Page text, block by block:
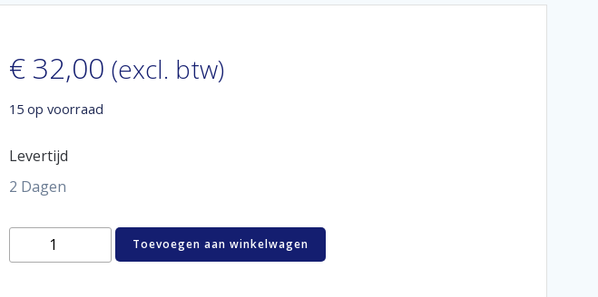
€32,00 (excl. btw)
15 op voorraad
Levertijd
2 Dagen
Hose
Toevoegen aan winkelwagen